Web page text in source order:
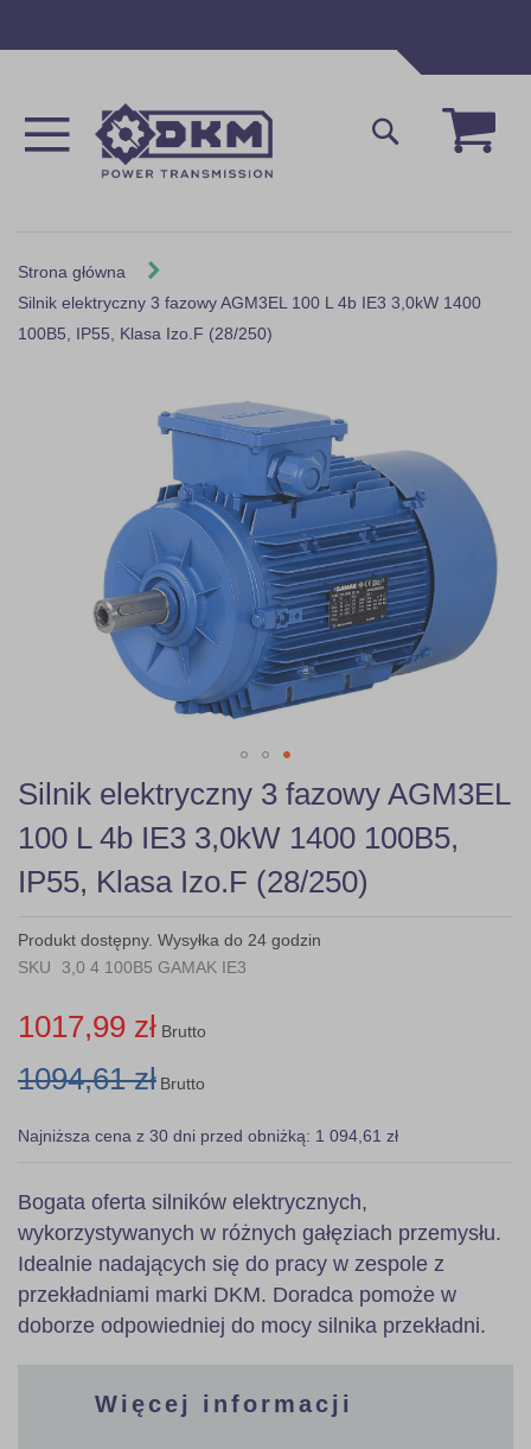
Mój
Szukaj
Strona główna
Silnik elektryczny 3 fazowy AGM3EL 100 L 4b IE3 3,0kW 1400
100B5, IP55, Klasa Izo.F (28/250)
Skip
to
the
beginning
of
the
gallery
Silnik elektryczny 3 fazowy AGM3EL
100 L 4b IE3 3,0kW 1400 100B5,
IP55, Klasa Izo.F (28/250)
Produkt dostępny. Wysyłka do 24 godzin
SKU
3,0 4 100B5 GAMAK IE3
1017,99 zł Brutto
1094,61 zł Brutto
Najniższa cena z 30 dni przed obniżką: 1 094,61 zł
Bogata oferta silników elektrycznych,
wykorzystywanych w różnych gałęziach przemysłu.
Idealnie nadających się do pracy w zespole z
przekładniami marki DKM. Doradca pomoże w
doborze odpowiedniej do mocy silnika przekładni.
Więcej informacji